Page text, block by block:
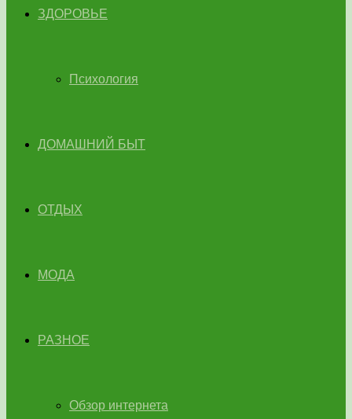
ЗДОРОВЬЕ
Психология
ДОМАШНИЙ БЫТ
ОТДЫХ
МОДА
РАЗНОЕ
Обзор интернета